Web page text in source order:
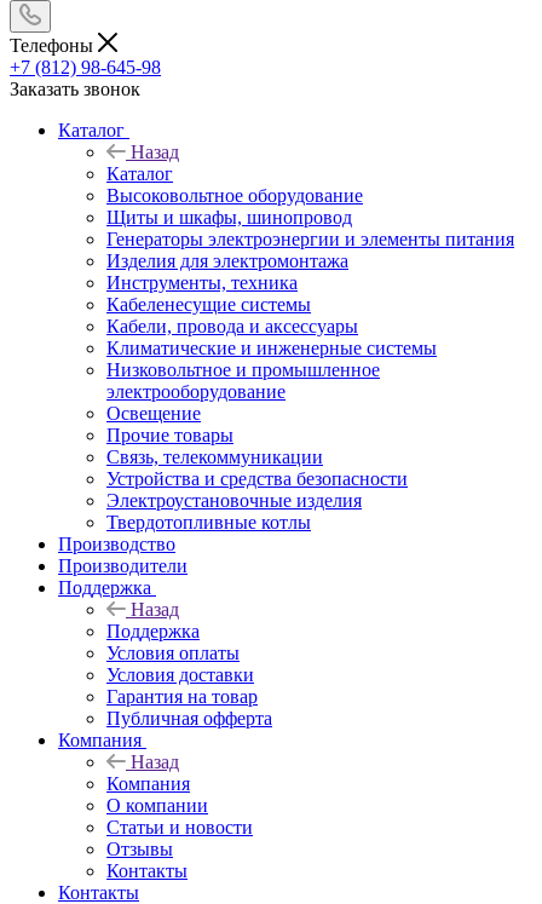
Телефоны
+7 (812) 98-645-98
Заказать звонок
Каталог
Назад
Каталог
Высоковольтное оборудование
Щиты и шкафы, шинопровод
Генераторы электроэнергии и элементы питания
Изделия для электромонтажа
Инструменты, техника
Кабеленесущие системы
Кабели, провода и аксессуары
Климатические и инженерные системы
Низковольтное и промышленное
электрооборудование
Освещение
Прочие товары
Связь, телекоммуникации
Устройства и средства безопасности
Электроустановочные изделия
Твердотопливные котлы
Производство
Производители
Поддержка
Назад
Поддержка
Условия оплаты
Условия доставки
Гарантия на товар
Публичная офферта
Компания
Назад
Компания
О компании
Статьи и новости
Отзывы
Контакты
Контакты